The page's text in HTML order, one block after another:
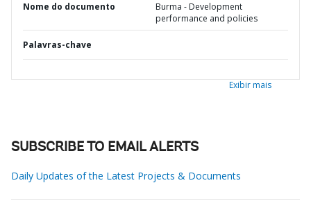
Nome do documento
Burma - Development
performance and policies
Palavras-chave
Exibir mais
SUBSCRIBE TO EMAIL ALERTS
Daily Updates of the Latest Projects & Documents